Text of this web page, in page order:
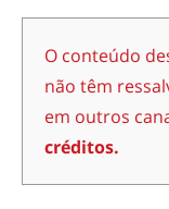
O conteúdo
não têm
em outros
créditos.